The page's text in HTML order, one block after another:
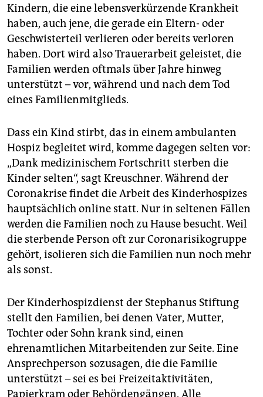
Kindern, die eine lebensverkürzende Krankheit
haben, auch jene, die gerade ein Eltern- oder
Geschwisterteil verlieren oder bereits verloren
haben. Dort wird also Trauerarbeit geleistet, die
Familien werden oftmals über Jahre hinweg
unterstützt – vor, während und nach dem Tod
eines Familienmitglieds.
Dass ein Kind stirbt, das in einem ambulanten
Hospiz begleitet wird, komme dagegen selten vor:
„Dank medizinischem Fortschritt sterben die
Kinder selten“, sagt Kreuschner. Während der
Coronakrise findet die Arbeit des Kinderhospizes
hauptsächlich online statt. Nur in seltenen Fällen
werden die Familien noch zu Hause besucht. Weil
die sterbende Person oft zur Coronarisikogruppe
gehört, isolieren sich die Familien nun noch mehr
als sonst.
Der Kinderhospizdienst der Stephanus Stiftung
stellt den Familien, bei denen Vater, Mutter,
Tochter oder Sohn krank sind, einen
ehrenamtlichen Mitarbeitenden zur Seite. Eine
Ansprechperson sozusagen, die die Familie
unterstützt – sei es bei Freizeitaktivitäten,
Papierkram oder Behördengängen. Alle